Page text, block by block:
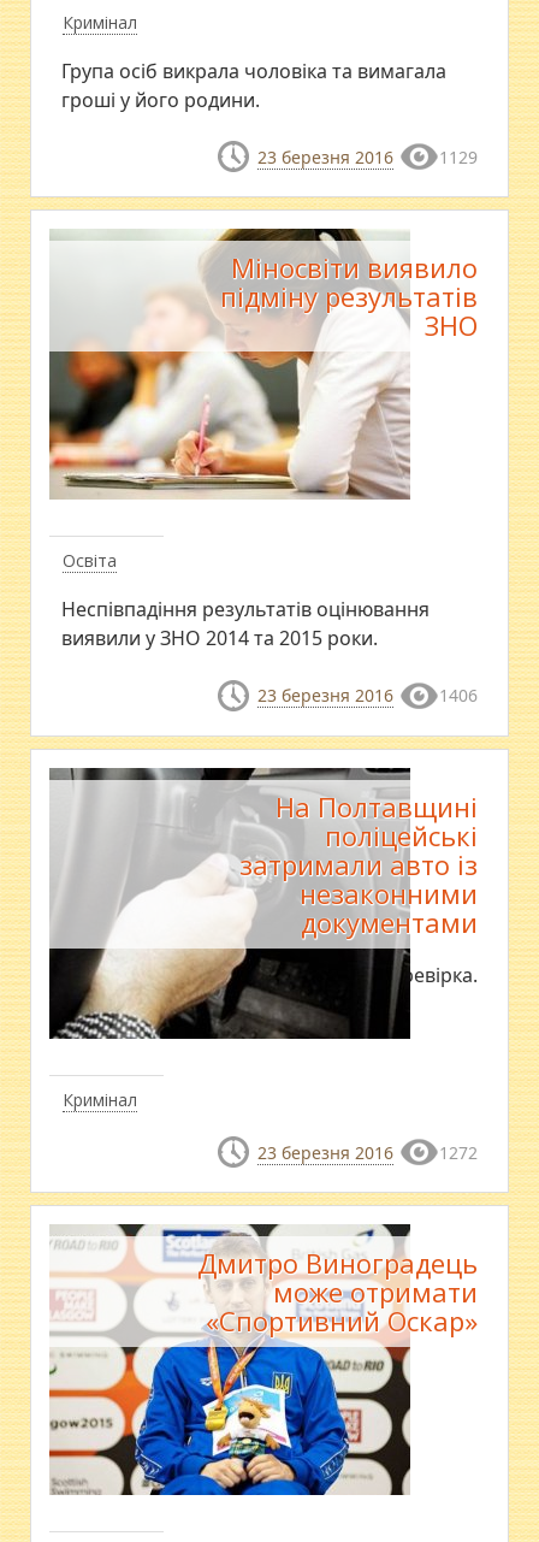
Кримінал
Група осіб викрала чоловіка та вимагала
гроші у його родини.
23 березня 2016 1129
Освіта
Міносвіти виявило
підміну результатів
ЗНО
Неспівпадіння результатів оцінювання
виявили у ЗНО 2014 та 2015 роки.
23 березня 2016 1406
Кримінал
На Полтавщині
поліцейські
затримали авто із
незаконними
документами
Нині триває перевірка.
23 березня 2016 1272
​Дмитро Виноградець
може отримати
«Спортивний Оскар»